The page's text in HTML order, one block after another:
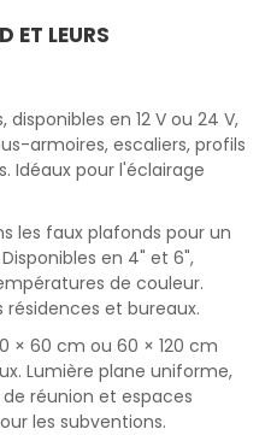
ET LEURS
disponibles en 12 V ou 24 V,
armoires, escaliers, profils
Idéaux pour l'éclairage
les faux plafonds pour un
en 4" et 6",
de couleur.
et bureaux.
× 60 cm ou 60 × 120 cm
Lumière plane uniforme,
réunion et espaces
les subventions.